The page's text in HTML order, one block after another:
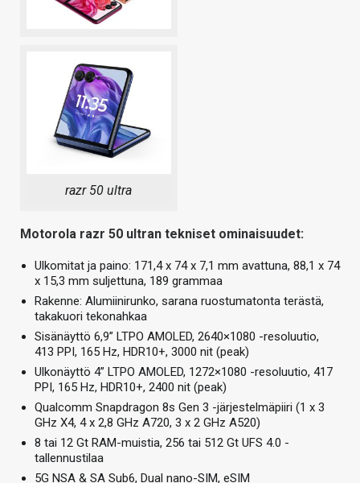
razr 50 ultra
Motorola razr 50 ultran tekniset ominaisuudet:
Ulkomitat ja paino: 171,4 x 74 x 7,1 mm avattuna, 88,1 x 74
x 15,3 mm suljettuna, 189 grammaa
Rakenne: Alumiinirunko, sarana ruostumatonta terästä,
takakuori tekonahkaa
Sisänäyttö 6,9” LTPO AMOLED, 2640×1080 -resoluutio,
413 PPI, 165 Hz, HDR10+, 3000 nit (peak)
Ulkonäyttö 4” LTPO AMOLED, 1272×1080 -resoluutio, 417
PPI, 165 Hz, HDR10+, 2400 nit (peak)
Qualcomm Snapdragon 8s Gen 3 -järjestelmäpiiri (1 x 3
GHz X4, 4 x 2,8 GHz A720, 3 x 2 GHz A520)
8 tai 12 Gt RAM-muistia, 256 tai 512 Gt UFS 4.0 -
tallennustilaa
5G NSA & SA Sub6, Dual nano-SIM, eSIM